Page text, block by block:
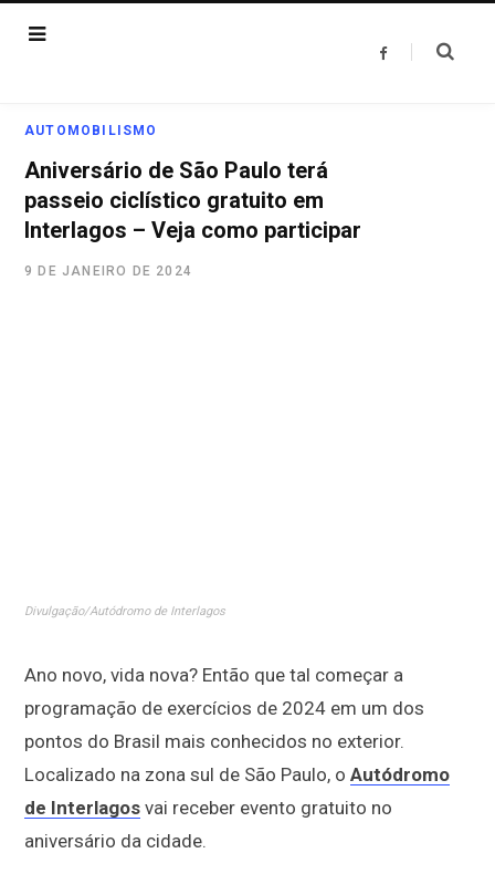
F
AUTOMOBILISMO
Aniversário de São Paulo terá
passeio ciclístico gratuito em
Interlagos – Veja como participar
9 DE JANEIRO DE 2024
Divulgação/Autódromo de Interlagos
Ano novo, vida nova? Então que tal começar a
programação de exercícios de 2024 em um dos
pontos do Brasil mais conhecidos no exterior.
Localizado na zona sul de São Paulo, o Autódromo
de Interlagos vai receber evento gratuito no
aniversário da cidade.